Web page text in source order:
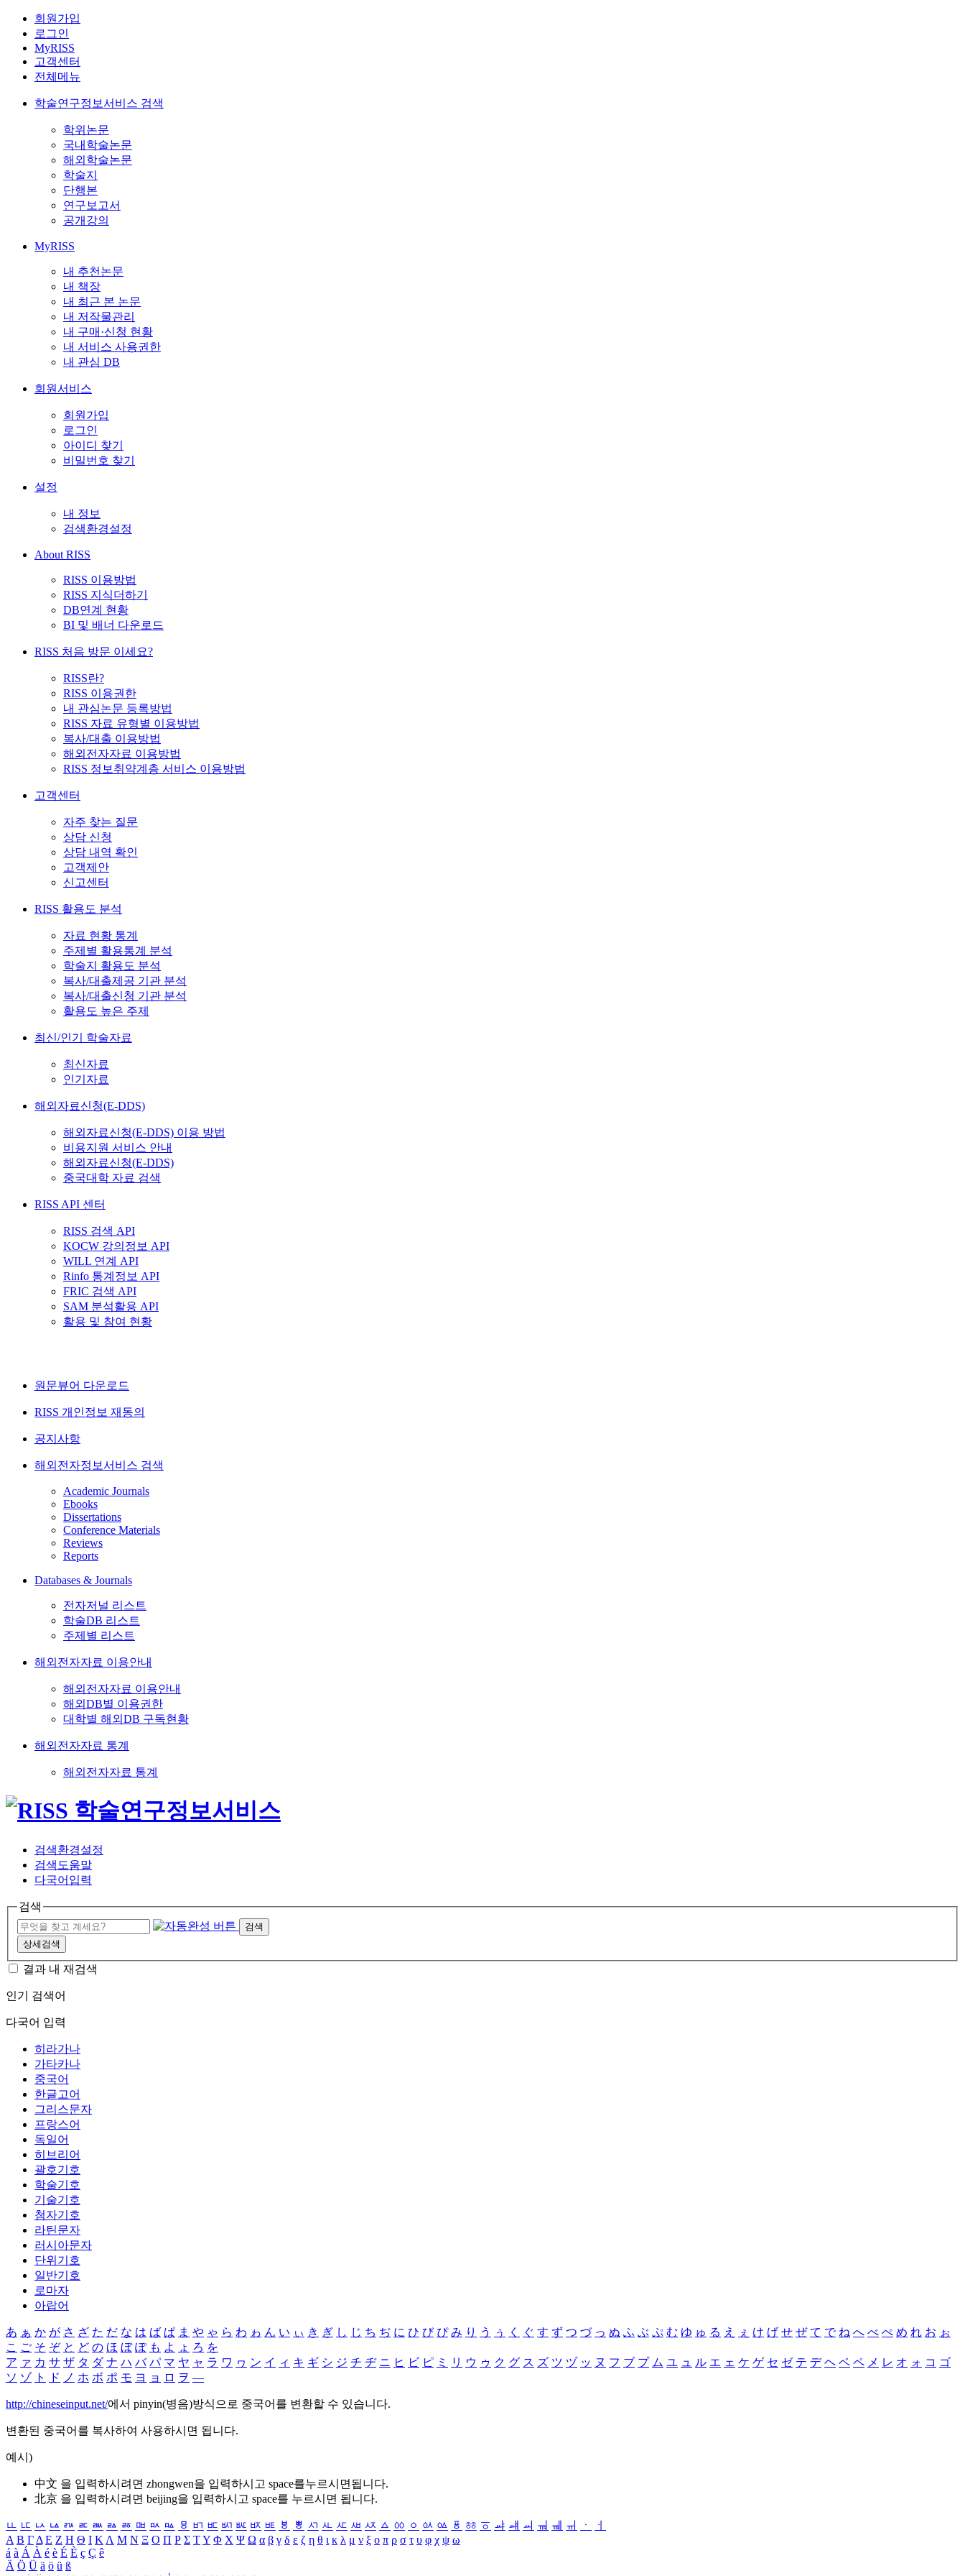
회원가입
로그인
MyRISS
고객센터
전체메뉴
학술연구정보서비스 검색
학위논문
국내학술논문
해외학술논문
학술지
단행본
연구보고서
공개강의
MyRISS
내 추천논문
내 책장
내 최근 본 논문
내 저작물관리
내 구매·신청 현황
내 서비스 사용권한
내 관심 DB
회원서비스
회원가입
로그인
아이디 찾기
비밀번호 찾기
설정
내 정보
검색환경설정
About RISS
RISS 이용방법
RISS 지식더하기
DB연계 현황
BI 및 배너 다운로드
RISS 처음 방문 이세요?
RISS란?
RISS 이용권한
내 관심논문 등록방법
RISS 자료 유형별 이용방법
복사/대출 이용방법
해외전자자료 이용방법
RISS 정보취약계층 서비스 이용방법
고객센터
자주 찾는 질문
상담 신청
상담 내역 확인
고객제안
신고센터
RISS 활용도 분석
자료 현황 통계
주제별 활용통계 분석
학술지 활용도 분석
복사/대출제공 기관 분석
복사/대출신청 기관 분석
활용도 높은 주제
최신/인기 학술자료
최신자료
인기자료
해외자료신청(E-DDS)
해외자료신청(E-DDS) 이용 방법
비용지원 서비스 안내
해외자료신청(E-DDS)
중국대학 자료 검색
RISS API 센터
RISS 검색 API
KOCW 강의정보 API
WILL 연계 API
Rinfo 통계정보 API
FRIC 검색 API
SAM 분석활용 API
활용 및 참여 현황
원문뷰어 다운로드
RISS 개인정보 재동의
공지사항
해외전자정보서비스 검색
Academic Journals
Ebooks
Dissertations
Conference Materials
Reviews
Reports
Databases & Journals
전자저널 리스트
학술DB 리스트
주제별 리스트
해외전자자료 이용안내
해외전자자료 이용안내
해외DB별 이용권한
대학별 해외DB 구독현황
해외전자자료 통계
해외전자자료 통계
검색환경설정
검색도움말
다국어입력
검색
검색
상세검색
결과 내 재검색
인기 검색어
다국어 입력
히라가나
가타카나
중국어
한글고어
그리스문자
프랑스어
독일어
히브리어
괄호기호
학술기호
기술기호
첨자기호
라틴문자
러시아문자
단위기호
일반기호
로마자
아랍어
あ ぁ か が さ ざ た だ な は ば ぱ ま や ゃ ら わ ゎ ん い ぃ き ぎ し じ ち ぢ に ひ び ぴ み り う ぅ く ぐ す ず つ づ っ ぬ ふ ぶ ぷ む ゆ ゅ る え ぇ け げ せ ぜ て で ね へ べ ぺ め れ お ぉ
こ ご そ ぞ と ど の ほ ぼ ぽ も よ ょ ろ を
ア ァ カ サ ザ タ ダ ナ ハ バ パ マ ヤ ャ ラ ワ ヮ ン イ ィ キ ギ シ ジ チ ヂ ニ ヒ ビ ピ ミ リ ウ ゥ ク グ ス ズ ツ ヅ ッ ヌ フ ブ プ ム ユ ュ ル エ ェ ケ ゲ セ ゼ テ デ ヘ ベ ペ メ レ オ ォ コ ゴ
ソ ゾ ト ド ノ ホ ボ ポ モ ヨ ョ ロ ヲ ―
http://chineseinput.net/에서 pinyin(병음)방식으로 중국어를 변환할 수 있습니다.
변환된 중국어를 복사하여 사용하시면 됩니다.
예시)
中文 을 입력하시려면 zhongwen을 입력하시고 space를누르시면됩니다.
北京 을 입력하시려면 beijing을 입력하시고 space를 누르시면 됩니다.
ㅥ ㅦ ㅧ ㅨ ㅩ ㅪ ㅫ ㅬ ㅭ ㅮ ㅯ ㅰ ㅱ ㅲ ㅳ ㅴ ㅵ ㅶ ㅷ ㅸ ㅹ ㅺ ㅻ ㅼ ㅽ ㅾ ㅿ ㆀ ㆁ ㆂ ㆃ ㆄ ㆅ ㆆ ㆇ ㆈ ㆉ ㆊ ㆋ ㆌ ㆍ
ㆎ
Α Β ΓΔ Ε Ζ Η Θ Ι ΚΛ Μ Ν Ξ Ο Π Ρ Σ ΤΥ Φ Χ Ψ Ω α β γ δ ε ζ η θ ι κ λ μ ν ξ ο π ρ σ τ υ φ χ ψ ω
á à Á À é è É È ç Ç ê
Ä Ö Ü ä ö ü ß